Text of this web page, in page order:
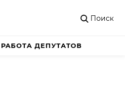
Поиск
РАБОТА ДЕПУТАТОВ